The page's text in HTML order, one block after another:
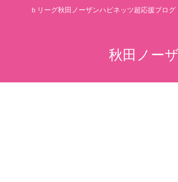
ｂリーグ秋田ノーザンハピネッツ超応援ブロ
秋田ノー